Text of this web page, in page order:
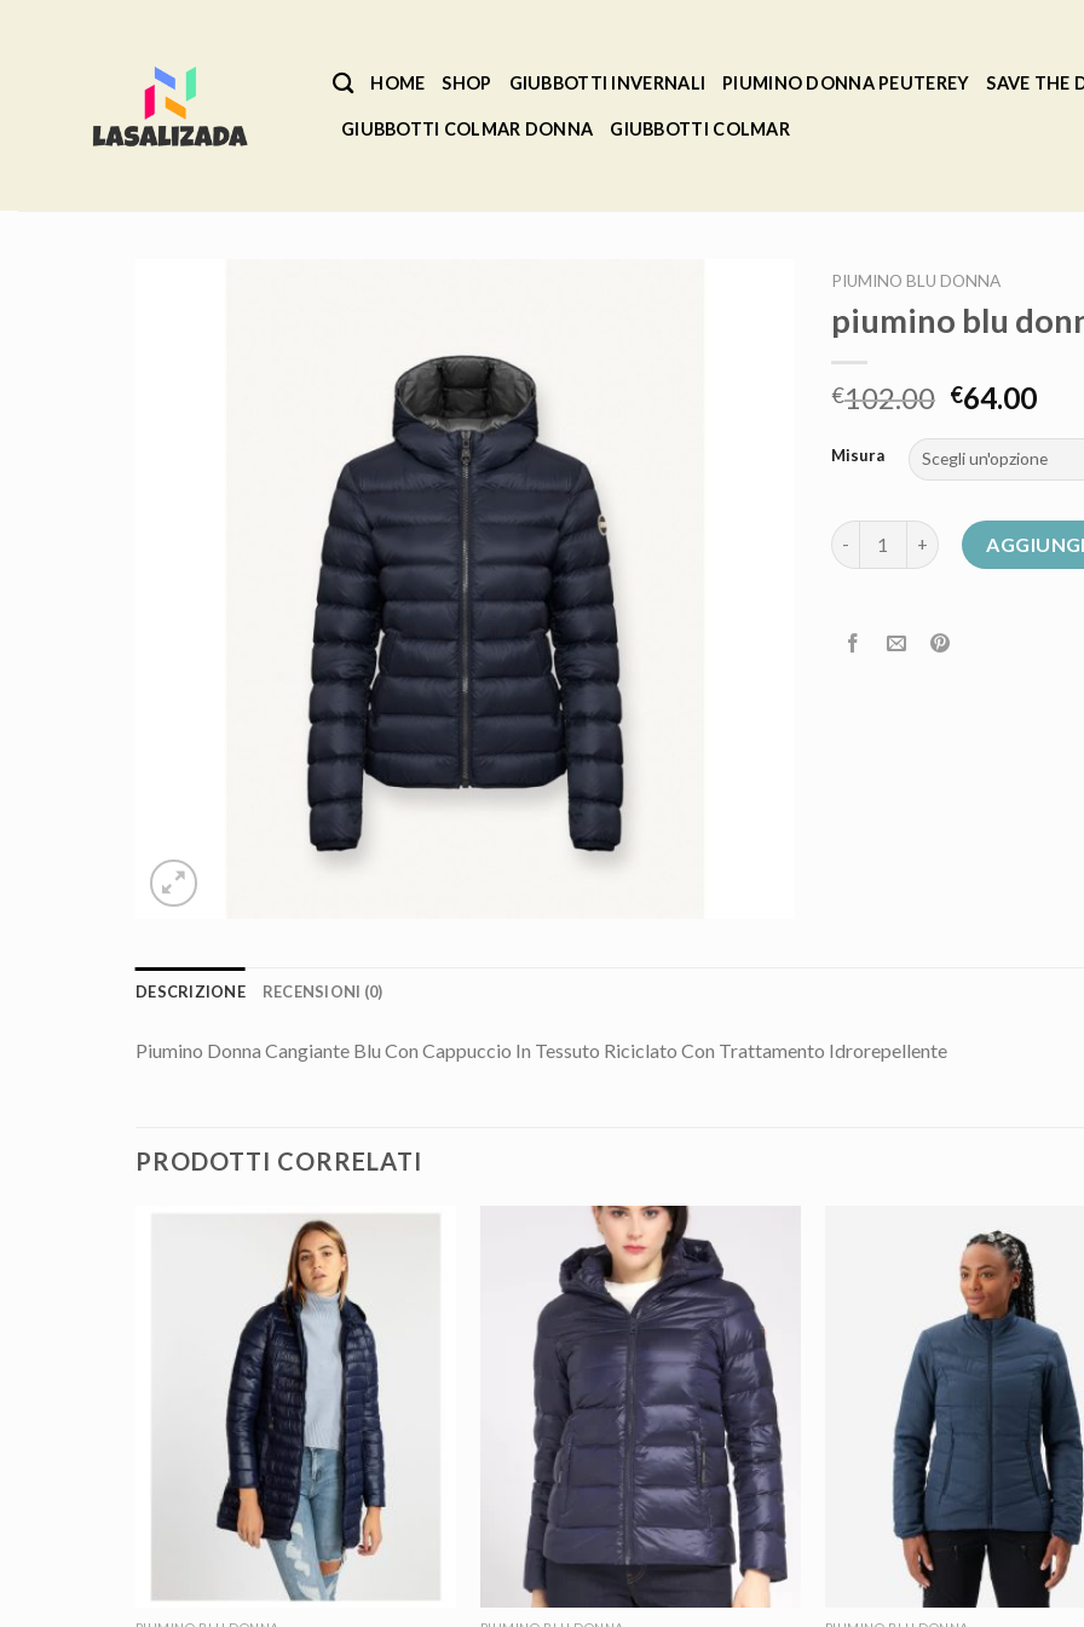
HOME SHOP GIUBBOTTI INVERNALI PIUMINO DONNA PEUTEREY SAVE THE
GIUBBOTTI COLMAR DONNA GIUBBOTTI COLMAR
PIUMINO BLU DONNA
piumino blu
€102.00 €64.00
Misura
piumino blu donna quantità
DESCRIZIONE RECENSIONI (0)
Piumino Donna Cangiante Blu Con Cappuccio In Tessuto Riciclato Con Trattamento Idrorepellente
PRODOTTI CORRELATI